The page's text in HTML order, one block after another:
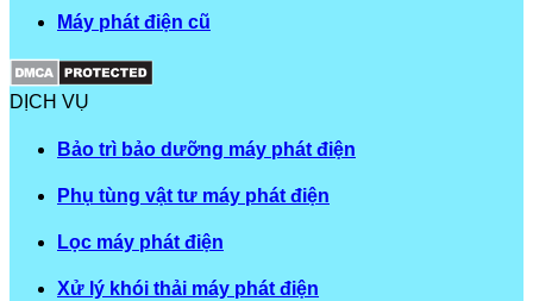
Máy phát điện cũ
DỊCH VỤ
Bảo trì bảo dưỡng máy phát điện
Phụ tùng vật tư máy phát điện
Lọc máy phát điện
Xử lý khói thải máy phát điện